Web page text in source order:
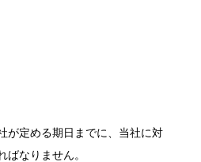
が定める期日までに、当社に対
ばなりません。